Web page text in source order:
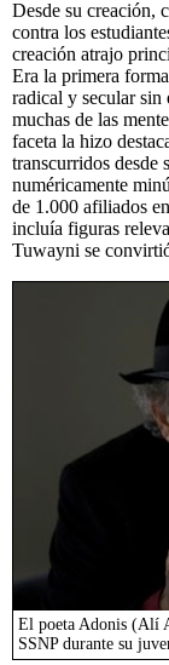
Desde su creación,
contra los
creación atrajo
Era la primera
radical y secular sin
muchas de las
faceta la hizo
transcurridos desde
numéricamente
de 1.000 afiliados
incluía figuras
Tuwayni se
El poeta Adonis (Alí
SSNP durante su